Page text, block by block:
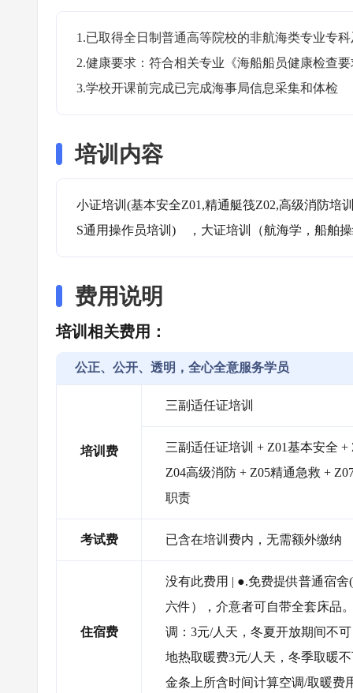
1.已取得全日制普通高等院校的非航海类专业专
2.健康要求：符合相关专业《海船船员健康检查
3.学校开课前完成已完成海事局信息采集和体检
培训内容
小证培训(基本安全Z01,精通艇筏Z02,高级消防培
S通用操作员培训)    ，大证培训（航海学，船舶
费用说明
培训相关费用：
公正、公开、透明，全心全意服务学员
培训费
三副适任证培训
三副适任证培训 + Z01基本安全
Z04高级消防 + Z05精通急救 +
职责
考试费 已含在培训费内，无需额外缴纳
住宿费
没有此费用 | ●.免费提供普通宿
六件），介意者可自带全套床品
调：3元/人天，冬夏开放期间不
地热取暖费3元/人天，冬季取暖
金条上所含时间计算空调/取暖费